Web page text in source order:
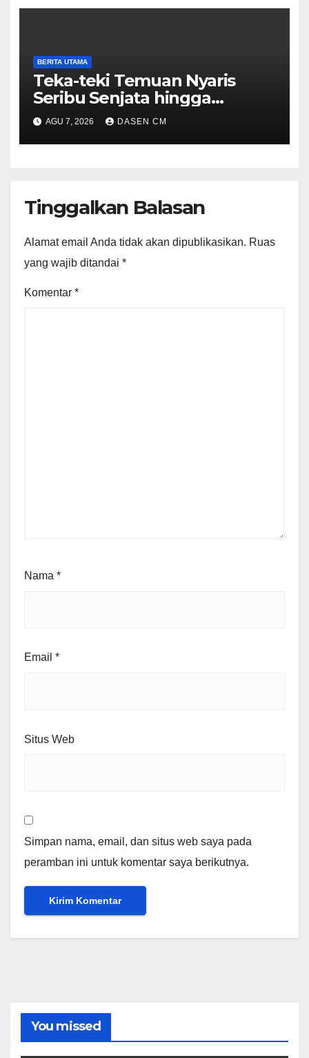
BERITA UTAMA
Teka-teki Temuan Nyaris
Seribu Senjata hingga
Narkoba di Sekolah Jaksel
AGU 7, 2026 DASEN CM
Tinggalkan Balasan
Alamat email Anda tidak akan dipublikasikan. Ruas
yang wajib ditandai *
Komentar *
Nama *
Email *
Situs Web
Simpan nama, email, dan situs web saya pada
peramban ini untuk komentar saya berikutnya.
You missed